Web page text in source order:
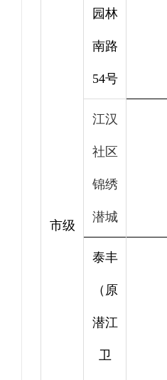
市级
园林
南路
54号
江汉
社区
锦绣
潜城
泰丰
（原
潜江
卫